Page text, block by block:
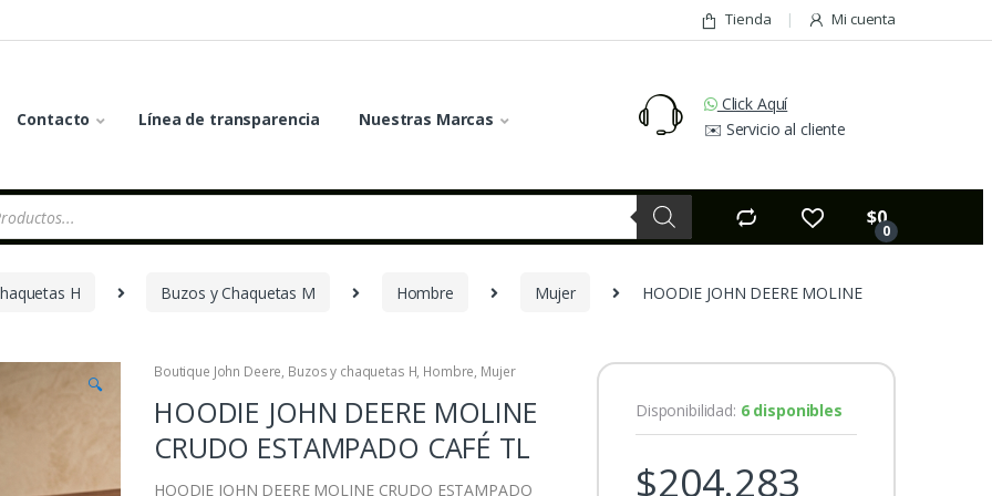
Tienda Mi cuenta
Contacto Línea de transparencia Nuestras Marcas
Click Aquí
✉️ Servicio al cliente
0
$0
H Buzos y Chaquetas M Hombre Mujer
HOODIE JOHN DEERE MOLINE
🔍
Boutique John Deere, Buzos y chaquetas H, Hombre, Mujer
HOODIE JOHN DEERE MOLINE
CRUDO ESTAMPADO CAFÉ TL
HOODIE JOHN DEERE MOLINE CRUDO ESTAMPADO
Disponibilidad: 6 disponibles
$204.283